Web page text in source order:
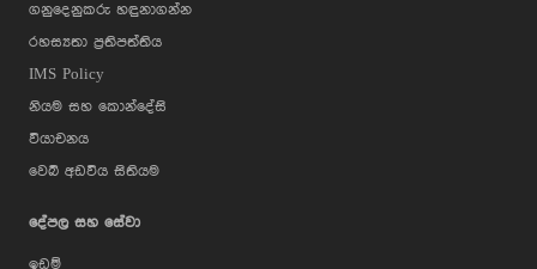
ගනුදෙනුකරු හඳුනාගන්න
රහස්‍යතා ප්‍රතිපත්තිය
IMS Policy
නියම සහ කොන්දේසි
වියාචනය
වෙබ් අඩවිය සිතියම
දේපල සහ සේවා
ඉඩම්